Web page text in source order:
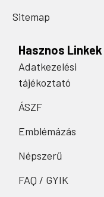
Sitemap
Hasznos Linkek
Adatkezelési
tájékoztató
ÁSZF
Emblémázás
Népszerű
FAQ / GYIK